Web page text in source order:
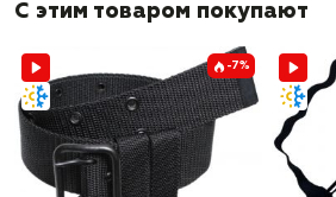
С этим товаром покупают
-7%